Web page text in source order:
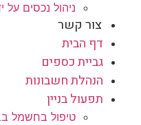
ניהול נכסים על
צור קשר
דף הבית
גביית כספים
הנהלת חשבונות
תפעול בניין
טיפול בחשמל